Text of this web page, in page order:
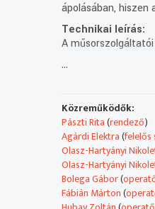
ápolásában,
Technikai leírás:
A
Műsorszolgáltatói
- Sziget Fesztivál.
Megmutatjuk hát
A Magyar
A magyarországi
sokszínű
...
Közreműködők:
Pászti Rita(rendező)
Agárdi Elektra(felelős
Olasz-Hartyányi
Olasz-Hartyányi
Bolega Gábor(
Fábián Márton(